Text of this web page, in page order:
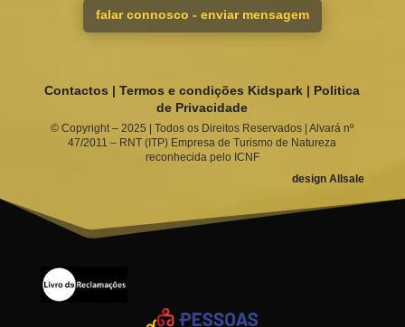
falar connosco - enviar mensagem
Contactos |Termos e condições Kidspark | Politica
de Privacidade
© Copyright –2025 | Todos os Direitos Reservados | Alvará nº
47/2011 – RNT (ITP) Empresa de Turismo de Natureza
reconhecida pelo ICNF
design Allsale